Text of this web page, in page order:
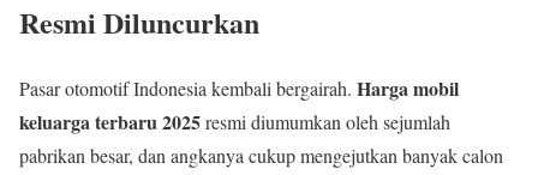
Resmi Diluncurkan
Pasar otomotif Indonesia kembali bergairah. Harga mobil
keluarga terbaru 2025resmi diumumkan oleh sejumlah
pabrikan besar, dan angkanya cukup mengejutkan banyak calon